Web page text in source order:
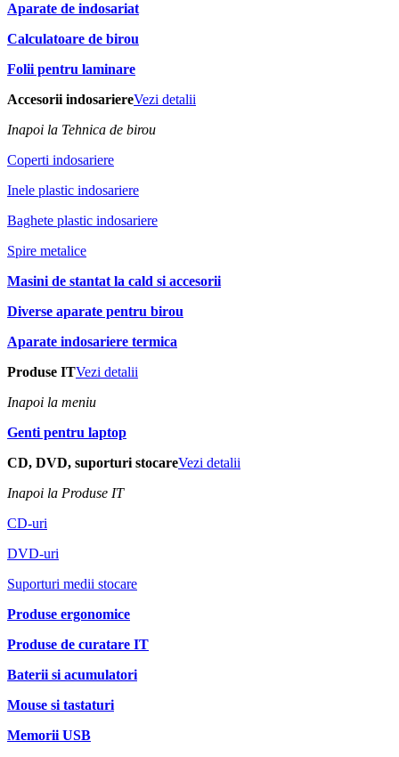
Aparate de indosariat
Calculatoare de birou
Folii pentru laminare
Accesorii indosariereVezi detalii
Inapoi la Tehnica de birou
Coperti indosariere
Inele plastic indosariere
Baghete plastic indosariere
Spire metalice
Masini de stantat la cald si accesorii
Diverse aparate pentru birou
Aparate indosariere termica
Produse ITVezi detalii
Inapoi la meniu
Genti pentru laptop
CD, DVD, suporturi stocareVezi detalii
Inapoi la Produse IT
CD-uri
DVD-uri
Suporturi medii stocare
Produse ergonomice
Produse de curatare IT
Baterii si acumulatori
Mouse si tastaturi
Memorii USB